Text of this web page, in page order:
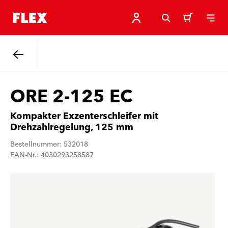
ORE 2-125 EC
Kompakter Exzenterschleifer mit
Drehzahlregelung, 125 mm
Bestellnummer: 532018
EAN-Nr.: 4030293258587